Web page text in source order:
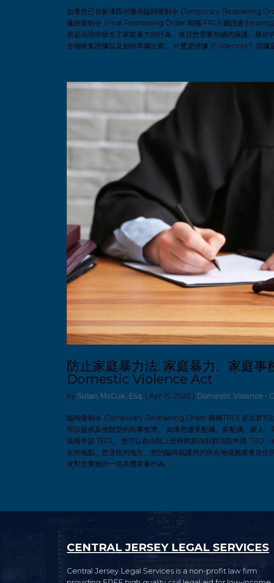
如果您已在新澤西州獲得臨時限制令 (Temporary Restraining
最終限制令 (Final Restraining Order 簡稱 FRO) 聽證會
您必須證明發生了家庭暴力的行為，並且您需要持續的保護。最
全地收集證據以及如何準備出庭。 什麼是證據 (Evidence)？ 證據
防止家庭暴力法: 家庭暴力、家庭
Domestic Violence Act
by Susan McCue, Esq. |Apr 15, 2026 | Domestic Violence -
臨時限制令 (Temporary Restraining Order 簡稱TRO) 是法官可
可以提供其他類型的民事救濟。 如果您遭受配偶、前配偶、家人
資格申請 TRO。 您可以在法院上班時間親自到郡法院申請 TRO
生的地點、您居住的地方、您的臨時庇護所的所在地或施虐者居
次對您實施的一項具體家暴行為。...
CENTRAL JERSEY LEGAL SERVICES
Central Jersey Legal Services is a non-profit law firm